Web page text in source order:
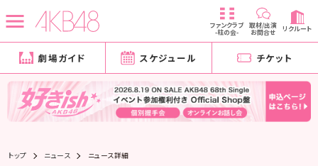
ファンクラブ
-柱の会-
取材/出演
お問合せ リクルート
劇場ガイド スケジュール チケット
トップ ニュース ニュース詳細